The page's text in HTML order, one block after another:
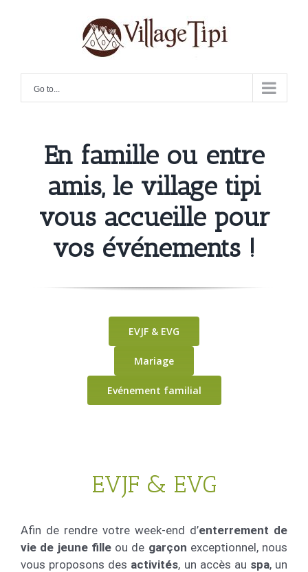
Go to...
En famille ou entre
amis, le village tipi
vous accueille pour
vos événements !
EVJF & EVG
Mariage
Evénement familial
EVJF & EVG
Afin de rendre votre week-end d’enterrement de
vie de jeune filleou de garçon exceptionnel, nous
vous proposons des activités, un accès au spa, un